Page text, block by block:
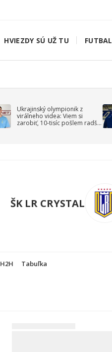
HVIEZDY SÚ UŽ TU FUTBAL
Ukrajinský olympionik z
virálneho videa: Viem si
zarobiť, 10-tisíc pošlem radšej
ŠK LR CRYSTAL
H2H Tabuľka